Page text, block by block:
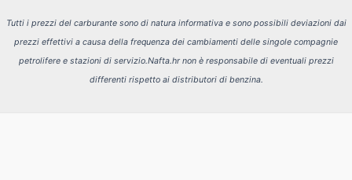
Tutti i prezzi del carburante sono di natura informativa e sono possibili deviazioni dai
prezzi effettivi a causa della frequenza dei cambiamenti delle singole compagnie
petrolifere e stazioni di servizio. Nafta.hr non è responsabile di eventuali prezzi
differenti rispetto ai distributori di benzina.